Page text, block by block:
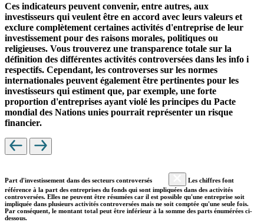
Ces indicateurs peuvent convenir, entre autres, aux
investisseurs qui veulent être en accord avec leurs valeurs et
exclure complètement certaines activités d'entreprise de leur
investissement pour des raisons morales, politiques ou
religieuses. Vous trouverez une transparence totale sur la
définition des différentes activités controversées dans les info i
respectifs. Cependant, les controverses sur les normes
internationales peuvent également être pertinentes pour les
investisseurs qui estiment que, par exemple, une forte
proportion d'entreprises ayant violé les principes du Pacte
mondial des Nations unies pourrait représenter un risque
financier.
Part d'investissement dans des secteurs controversés
Les chiffres font
référence à la part des entreprises du fonds qui sont impliquées dans des activités
controversées. Elles ne peuvent être résumées car il est possible qu'une entreprise soit
impliquée dans plusieurs activités controversées mais ne soit comptée qu'une seule fois.
Par conséquent, le montant total peut être inférieur à la somme des parts énumérées ci-
dessous.